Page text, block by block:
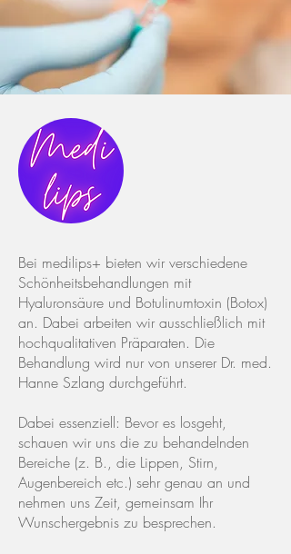
Bei medilips+ bieten wir verschiedene
Schönheitsbehandlungen mit
Hyaluronsäure und Botulinumtoxin (Botox)
an. Dabei arbeiten wir ausschließlich mit
hochqualitativen Präparaten. Die
Behandlung wird nur von unserer Dr. med.
Hanne Szlang durchgeführt.
Dabei essenziell: Bevor es losgeht,
schauen wir uns die zu behandelnden
Bereiche (z. B., die Lippen, Stirn,
Augenbereich etc.) sehr genau an und
nehmen uns Zeit, gemeinsam Ihr
Wunschergebnis zu besprechen.